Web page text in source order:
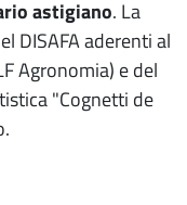
astigiano. La
DISAFA aderenti al
Agronomia) e del
"Cognetti de